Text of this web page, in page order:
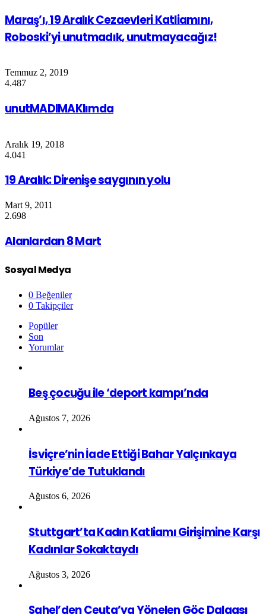
Maraş’ı, 19 Aralık Cezaevleri Katliamını,
Roboski’yi unutmadık, unutmayacağız!
Temmuz 2, 2019
4.487
unutMADIMAKlımda
Aralık 19, 2018
4.041
19 Aralık: Direnişe saygının yolu
Mart 9, 2011
2.698
Alanlardan 8 Mart
Sosyal Medya
0 Beğeniler
0 Takipçiler
Popüler
Son
Yorumlar
Beş çocuğu ile ‘deport kampı’nda
Ağustos 7, 2026
İsviçre’nin İade Ettiği Bahar Yalçınkaya
Türkiye’de Tutuklandı
Ağustos 6, 2026
Stuttgart’ta Kadın Katliamı Girişimine Karşı
Kadınlar Sokaktaydı
Ağustos 3, 2026
Sahel’den Ceuta’ya Yönelen Göç Dalgası